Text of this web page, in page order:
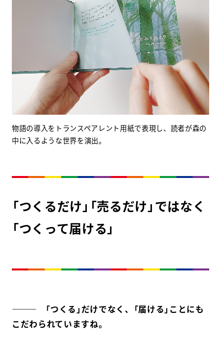
物語の導入をトランスペアレント用紙で表現し、読者が森の
中に入るような世界を演出。
「つくるだけ」「売るだけ」ではなく
「つくって届ける」
――― 「つくる」だけでなく、「届ける」ことにも
こだわられていますね。